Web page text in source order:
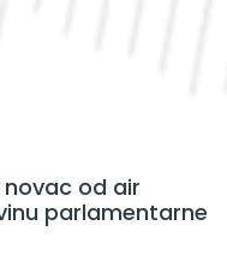
od air
parlamentarne